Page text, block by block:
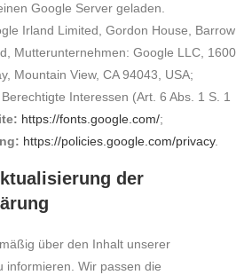
Google Server geladen.
Irland Limited, Gordon House, Barrow
Mutterunternehmen: Google LLC, 1600
Mountain View, CA 94043, USA;
Berechtigte Interessen (Art. 6 Abs. 1 S. 1
https://fonts.google.com/;
https://policies.google.com/privacy.
der
über den Inhalt unserer
informieren. Wir passen die